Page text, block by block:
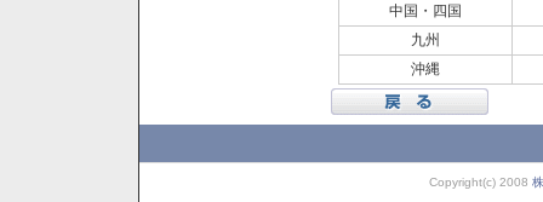
中国・四国
九州
沖縄
Copyright(c) 2008